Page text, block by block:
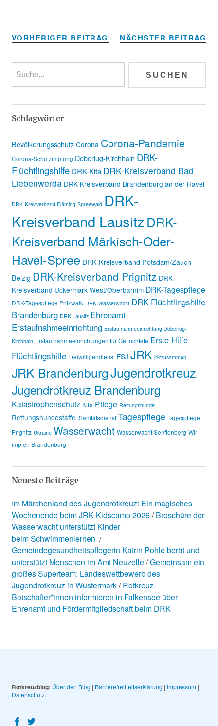
VORHERIGER BEITRAG NÄCHSTER BEITRAG
Schlagwörter
Bevölkerungsschutz Corona Corona-Pandemie
Corona-Schutzimpfung Doberlug-Kirchhain DRK-
Flüchtlingshilfe DRK-Kita DRK-Kreisverband Bad
Liebenwerda DRK-Kreisverband Brandenburg an der Havel
DRK-Kreisverband Fläming-Spreewald DRK-
Kreisverband LausitzDRK-
Kreisverband Märkisch-Oder-
Havel-Spree DRK-Kreisverband Potsdam/Zauch-
Belzig DRK-Kreisverband Prignitz DRK-
Kreisverband Uckermark West/Oberbarnim DRK-Tagespflege
DRK-Tagespflege Pritzwalk DRK-Wasserwacht DRK Flüchtlingshilfe
Brandenburg DRK Lausitz Ehrenamt
Erstaufnahmeeinrichtung Erstaufnahmeeinrichtung Doberlug-
Kirchhain Erstaufnahmeeinrichtungen für Geflüchtete Erste Hilfe
Flüchtlingshilfe Freiwilligendienst FSJ JRK jrk:zusammen
JRK BrandenburgJugendrotkreuz
Jugendrotkreuz Brandenburg
Katastrophenschutz Kita Pflege Rettungshunde
Rettungshundestaffel Sanitätsdienst Tagespflege Tagespflege
Prignitz Ukraine Wasserwacht Wasserwacht Senftenberg Wir
impfen Brandenburg
Neueste Beiträge
Im Märchenland des Jugendrotkreuz: Ein magisches
Wochenende beim JRK-Kidscamp 2026 Broschüre der
Wasserwacht unterstützt Kinder
beim Schwimmenlernen
Gemeindegesundheitspflegerin Katrin Pohle berät und
unterstützt Menschen im Amt Neuzelle Gemeinsam ein
großes Superteam: Landeswettbewerb des
Jugendrotkreuz in Wustermark Rotkreuz-
Botschafter*innen informieren in Falkensee über
Ehrenamt und Fördermitgliedschaft beim DRK
Rotkreuzblog: Über den Blog | Barrierefreiheitserklärung | Impressum|
Datenschutz